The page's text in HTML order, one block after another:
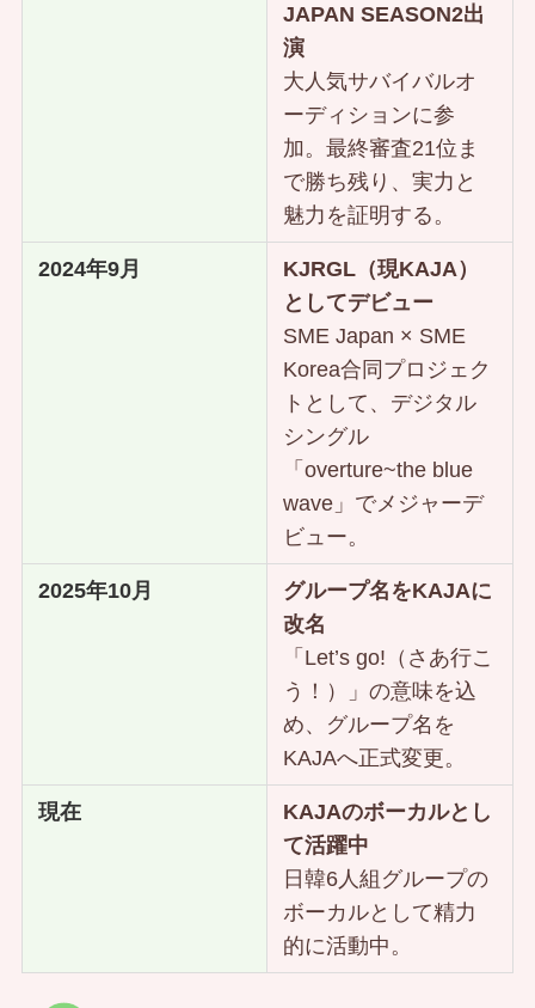
JAPAN SEASON2出
演
大人気サバイバルオ
ーディションに参
加。最終審査21位ま
で勝ち残り、実力と
魅力を証明する。
2024年9月
KJRGL（現KAJA）
としてデビュー
SME Japan × SME
Korea合同プロジェク
トとして、デジタル
シングル
「overture~the blue
wave」でメジャーデ
ビュー。
2025年10月
グループ名をKAJAに
改名
「Let’s go!（さあ行こ
う！）」の意味を込
め、グループ名を
KAJAへ正式変更。
現在
KAJAのボーカルとし
て活躍中
日韓6人組グループの
ボーカルとして精力
的に活動中。